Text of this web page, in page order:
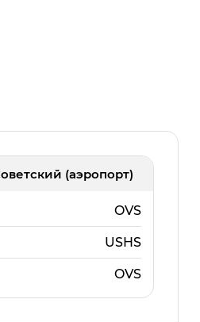
(аэропорт)
OVS
USHS
OVS